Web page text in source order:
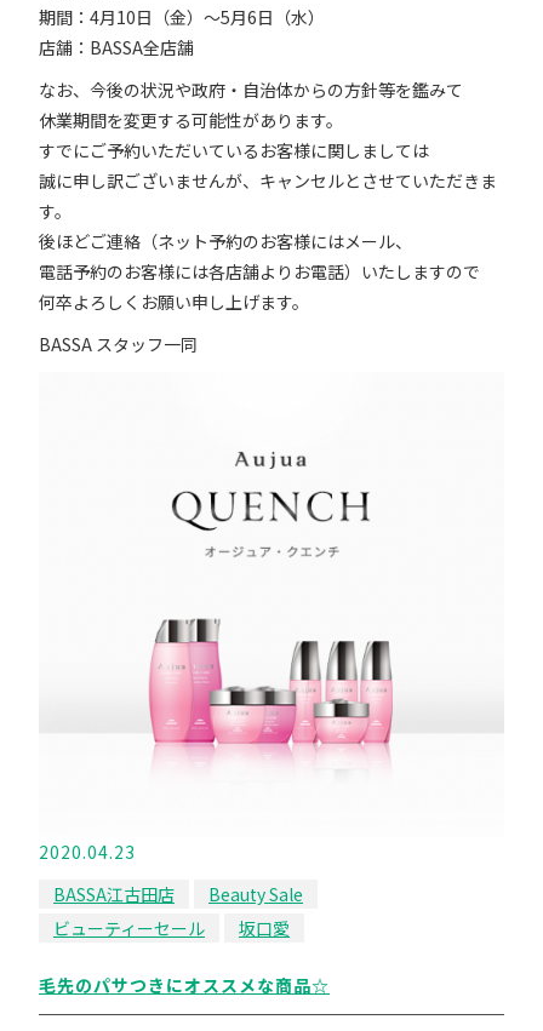
期間：4月10日（金）～5月6日（水）
店舗：BASSA全店舗
なお、今後の状況や政府・自治体からの方針等を鑑みて
休業期間を変更する可能性があります。
すでにご予約いただいているお客様に関しましては
誠に申し訳ございませんが、キャンセルとさせていただきま
す。
後ほどご連絡（ネット予約のお客様にはメール、
電話予約のお客様には各店舗よりお電話）いたしますので
何卒よろしくお願い申し上げます。
BASSA スタッフ一同
2020.04.23
BASSA江古田店
Beauty Sale
ビューティーセール
坂口愛
毛先のパサつきにオススメな商品☆